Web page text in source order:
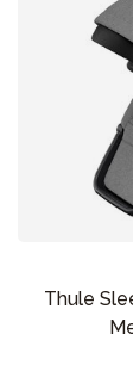
Thule